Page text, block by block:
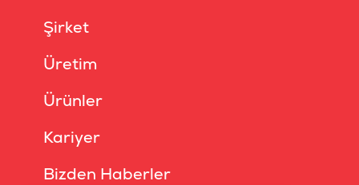
Şirket
Üretim
Ürünler
Kariyer
Bizden Haberler